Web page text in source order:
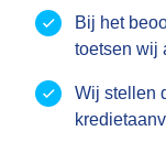
Bij het
toetsen wij
Wij stellen